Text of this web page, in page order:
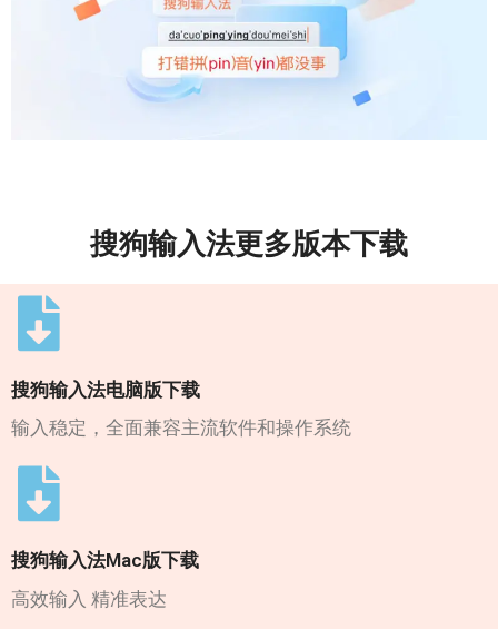
搜狗输入法更多版本下载
搜狗输入法电脑版下载
输入稳定，全面兼容主流软件和操作系统
搜狗输入法Mac版下载
高效输入 精准表达